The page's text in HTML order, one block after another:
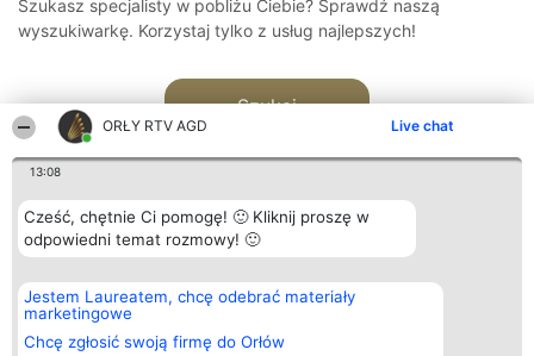
ORŁY RTV AGD Live chat
13:08
Cześć, chętnie Ci pomogę! 🙂 Kliknij proszę w
odpowiedni temat rozmowy! 🙂
Jestem Laureatem, chcę odebrać materiały
marketingowe
Chcę zgłosić swoją firmę do Orłów
Szukasz specjalisty w pobliżu Ciebie? Sprawdź naszą
wyszukiwarkę. Korzystaj tylko z usług najlepszych!
Szukaj
Organizator plebiscytu
Bright Side Solutions sp. z o.
o. sp. k.
ul. Ruska 22
Wrocław 50-079
Plebiscyt
Laureaci
wszystkich
Laureatów
Kontakt
Kontakt